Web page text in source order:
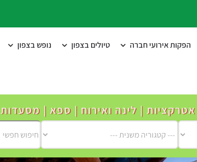
הפקות אירועי חברה טיולים בצפון נופש בצפון
| לינה ואירוח | ספא | מסעדות